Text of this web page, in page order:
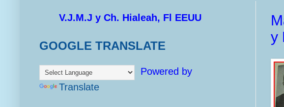
y
V.J.M.J y Ch. Hialeah, Fl EEUU
GOOGLE TRANSLATE
Powered by
Translate